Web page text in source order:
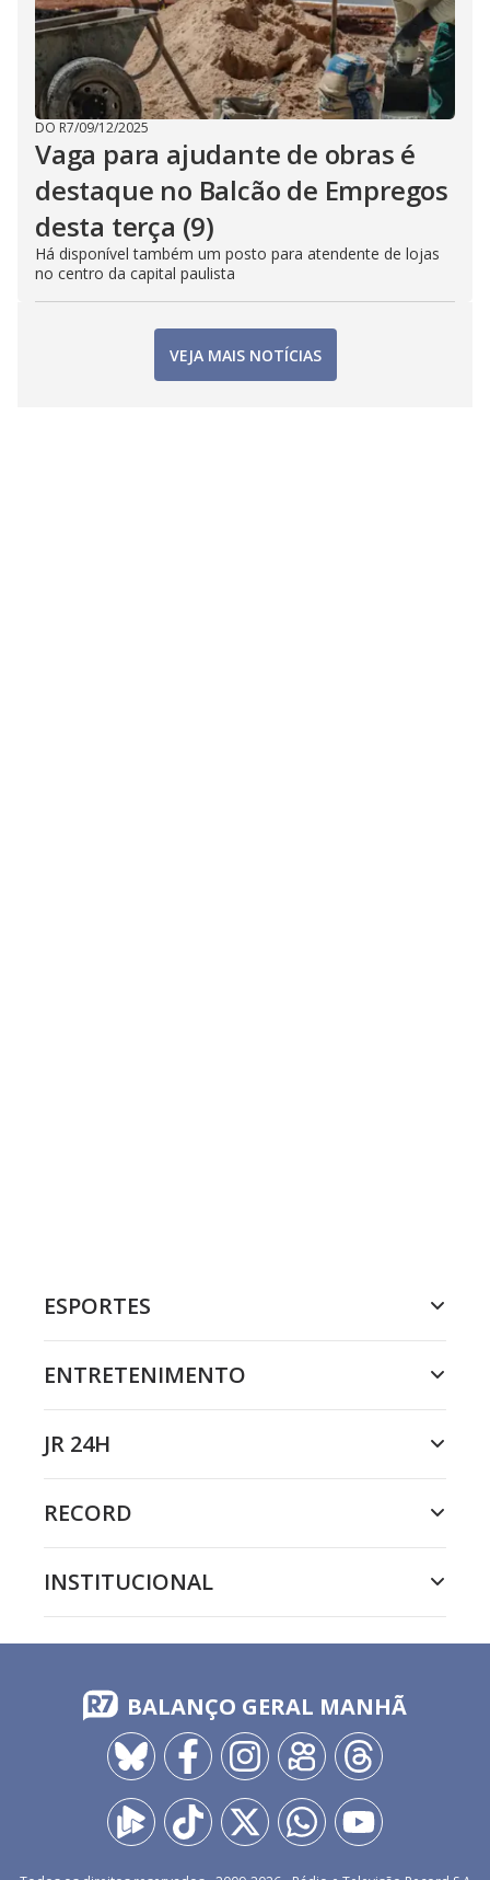
DO R7/09/12/2025
Vaga para ajudante de obras é
destaque no Balcão de Empregos
desta terça (9)
Há disponível também um posto para atendente de lojas
no centro da capital paulista
VEJA MAIS NOTÍCIAS
ESPORTES
ENTRETENIMENTO
JR 24H
RECORD
INSTITUCIONAL
BALANÇO GERAL MANHÃ